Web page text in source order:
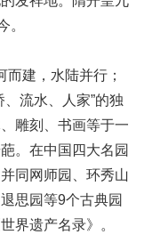
。
建，水陆并行；
流水、人家”的独
雕刻、书画等于一
。在中国四大名园
同网师园、环秀山
思园等9个古典园
界遗产名录》。